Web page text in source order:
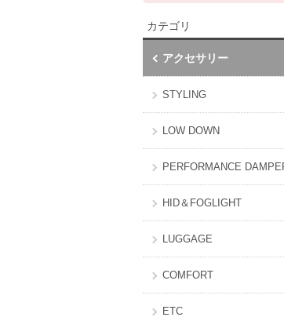
カテゴリ
アクセサリー
STYLING
LOW DOWN
PERFORMANCE
HID＆FOGLIGHT
LUGGAGE
COMFORT
ETC